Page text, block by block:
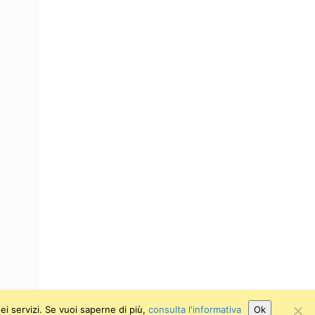
servizi. Se vuoi saperne di più, consulta l'informativa Ok